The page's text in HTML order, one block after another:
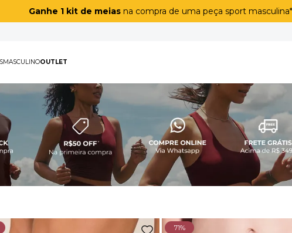
Coleção sem costuraa partir deR$ 89,90!
71%
TERMOS MAIS
1º
biquíni
2º
3º
top